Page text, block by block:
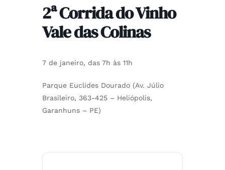
2ª Corrida do Vinho
Vale das Colinas
7 de janeiro, das 7h às 11h
Parque Euclides Dourado (Av. Júlio
Brasileiro, 363-425 – Heliópolis,
Garanhuns – PE)